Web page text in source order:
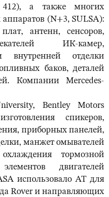
а также многих
(N+3, SULSA):
антенн, сенсоров,
ИК-камер,
внутренней отделки
баков, деталей
Компании Mercedes-
Bentley Motors
спикеров,
приборных панелей,
манжет омывателей
тормозной
двигателей
использовало АТ для
Rover и направляющих